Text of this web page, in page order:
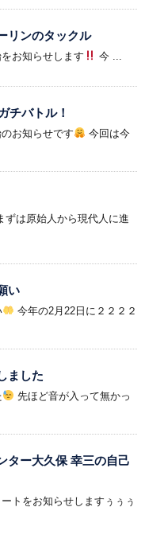
リンのタックル
お知らせします 今 ...
チバトル！
お知らせです
今回は今
ずは原始人から現代人に進
い
今年の2月22日に２２２２
ました
先ほど音が入って無かっ
ター大久保 幸三の自己
トをお知らせしますぅぅぅ